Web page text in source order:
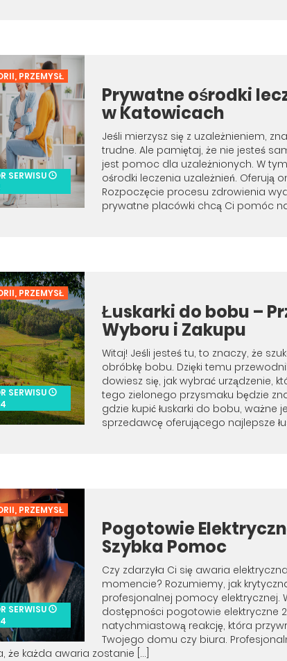
, PRZEMYSŁ
SERWISU
Prywatne ośrodki
w Katowicach
Jeśli mierzysz się z uzależnieniem,
trudne. Ale pamiętaj, że nie jesteś
jest pomoc dla uzależnionych. W
ośrodki leczenia uzależnień. Oferują
Rozpoczęcie procesu zdrowienia
prywatne placówki chcą Ci pomóc
, PRZEMYSŁ
SERWISU
Łuskarki do bobu –
Wyboru i Zakupu
Witaj! Jeśli jesteś tu, to znaczy, że
obróbkę bobu. Dzięki temu
dowiesz się, jak wybrać urządzenie,
tego zielonego przysmaku będzie
gdzie kupić łuskarki do bobu, ważne
sprzedawcę oferującego najlepsze
, PRZEMYSŁ
SERWISU
Pogotowie
Szybka Pomoc
Czy zdarzyła Ci się awaria
momencie? Rozumiemy, jak
profesjonalnej pomocy elektrycznej.
dostępności pogotowie elektryczne
natychmiastową reakcję, która
Twojego domu czy biura.
że każda awaria zostanie […]